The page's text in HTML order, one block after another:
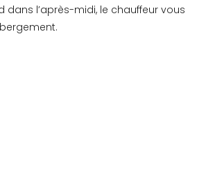
dans l’après-midi, le chauffeur vous